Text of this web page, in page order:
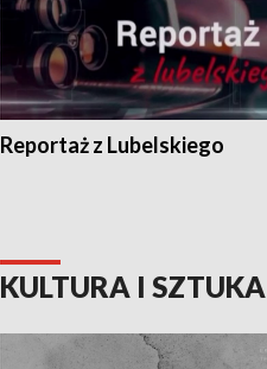
Reportaż z Lubelskiego
KULTURA I SZTUKA